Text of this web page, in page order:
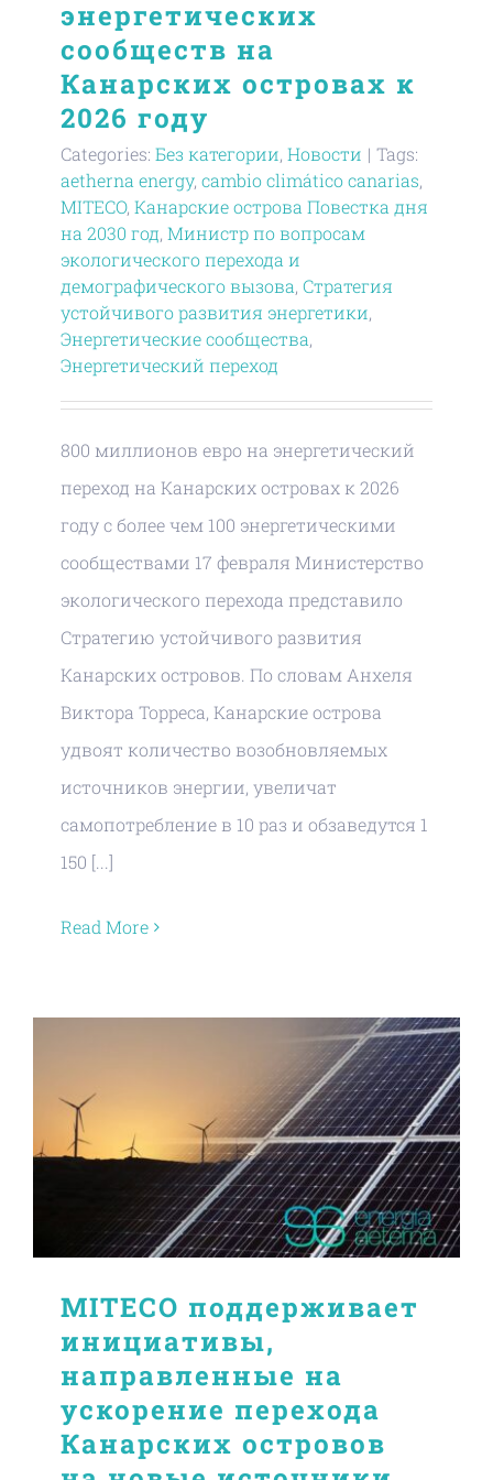
энергетических
сообществ на
Канарских островах к
2026 году
Categories: Без категории, Новости | Tags:
aetherna energy, cambio climático canarias,
MITECO, Канарские острова Повестка дня
на 2030 год, Министр по вопросам
экологического перехода и
демографического вызова, Стратегия
устойчивого развития энергетики,
Энергетические сообщества,
Энергетический переход
800 миллионов евро на энергетический
переход на Канарских островах к 2026
году с более чем 100 энергетическими
сообществами 17 февраля Министерство
экологического перехода представило
Стратегию устойчивого развития
Канарских островов. По словам Анхеля
Виктора Торреса, Канарские острова
удвоят количество возобновляемых
источников энергии, увеличат
самопотребление в 10 раз и обзаведутся 1
150 [...]
Read More
MITECO поддерживает
инициативы,
направленные на
ускорение перехода
Канарских островов